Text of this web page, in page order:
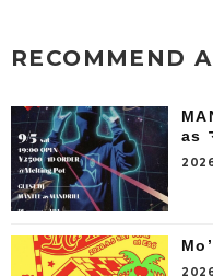
RECOMMEND
as